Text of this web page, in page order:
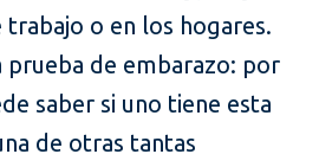
trabajo o en los hogares.
prueba de embarazo: por
saber si uno tiene esta
de otras tantas